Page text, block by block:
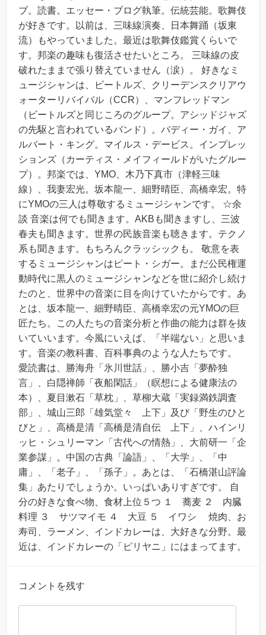
ブ。読書。エッセー・ブログ執筆。伝統芸能。歌舞伎
が好きです。以前は、三味線演奏、日本舞踊（坂東
流）もやっていました。最近は歌舞伎鑑賞くらいで
す。邦楽の趣味も復活させたいところ。 三味線の皮
破れたままで張り替えていません（涙）。 好きなミ
ュージシャンは、ビートルズ、クリーデンスクリアウ
ォーターリバイバル（CCR）、マンフレッドマン
（ビートルズと同じころのグループ。アシッドジャズ
の先駆と言われているバンド）。バディー・ガイ、ア
ルバート・キング。マイルス・デービス。インプレッ
ションズ（カーティス・メイフィールドがいたグルー
プ）。邦楽では、YMO、木乃下真市（津軽三味
線）、我妻宏光。坂本龍一、細野晴臣、高橋幸宏。特
にYMOの三人は尊敬するミュージシャンです。 ☆余
談 音楽は何でも聞きます。AKBも聞きますし、三波
春夫も聞きます。世界の民族音楽も聴きます。テクノ
系も聞きます。もちろんクラッシックも。 敬意を表
するミュージシャンはピート・シガー。まだ公民権運
動時代に黒人のミュージシャンなどを世に紹介し続け
たのと、世界中の音楽に目を向けていたからです。あ
とは、坂本龍一、細野晴臣、高橋幸宏の元YMOの巨
匠たち。この人たちの音楽分析と作曲の能力は群を抜
いていいます。今風にいえば、「半端ない」と思いま
す。音楽の教科書、百科事典のような人たちです。
愛読書は、勝海舟「氷川世話」、勝小吉「夢酔独
言」、白隠禅師「夜船閑話」（瞑想による健康法の
本）、夏目漱石「草枕」、草柳大蔵「実録満鉄調査
部」、城山三郎「雄気堂々 上下」及び「野生のひと
びと」、高橋是清「高橋是清自伝 上下」、ハインリ
ッヒ・シュリーマン「古代への情熱」、大前研一「企
業参謀」。中国の古典「論語」、「大学」、「中
庸」、「老子」、「孫子」。あとは、「石橋湛山評論
集」あたりでしょうか。いっぱいありすぎです。 自
分の好きな食べ物、食材上位５つ １ 蕎麦 ２ 内臓
料理 ３ サツマイモ ４ 大豆 ５ イワシ 焼肉、お
寿司、ラーメン、インドカレーは、大好きな分野。最
近は、インドカレーの「ピリヤニ」にはまってます。
コメントを残す